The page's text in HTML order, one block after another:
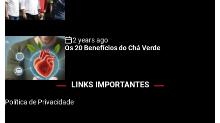
2 years ago
Os 20 Benefícios do Chá Verde
LINKS IMPORTANTES
Política de Privacidade